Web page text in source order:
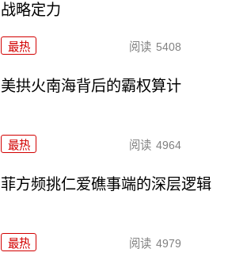
战略定力
最热 阅读 5408
美拱火南海背后的霸权算计
最热 阅读 4964
菲方频挑仁爱礁事端的深层逻辑
最热 阅读 4979